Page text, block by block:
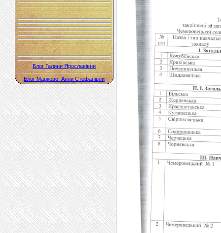
Блог Галини Ярославівни
Блог Маркової Анни Стефанівни